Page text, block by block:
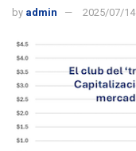
by admin 2025/07/14